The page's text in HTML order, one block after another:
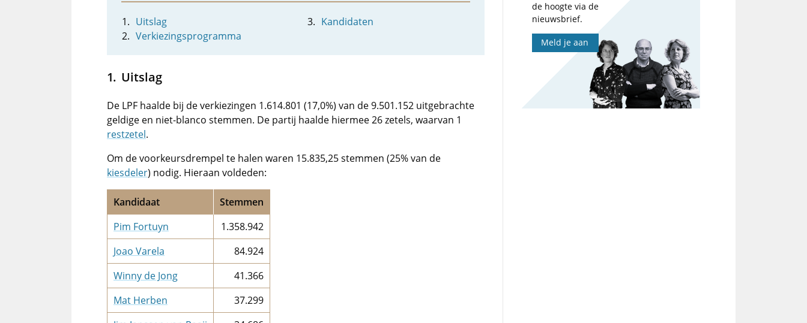
Uitslag
Verkiezingsprogramma
Kandidaten
Uitslag
De LPF haalde bij de verkiezingen 1.614.801 (17,0%) van de 9.501.152 uitgebrachte
geldige en niet-blanco stemmen. De partij haalde hiermee 26 zetels, waarvan 1
restzetel.
Om de voorkeursdrempel te halen waren 15.835,25 stemmen (25% van de
kiesdeler) nodig. Hieraan voldeden:
Kandidaat
Stemmen
Pim Fortuyn
1.358.942
Joao Varela
84.924
Winny de Jong
41.366
Mat Herben
37.299
de hoogte via de
nieuwsbrief.
Meld je aan